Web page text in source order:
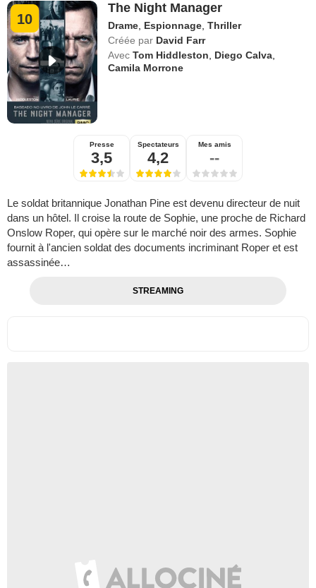
10
The Night Manager
Drame, Espionnage,Thriller
Créée par David Farr
Avec Tom Hiddleston, Diego Calva,
Camila Morrone
Presse
3,5
Spectateurs
4,2
Mes amis
--
Le soldat britannique Jonathan Pine est devenu directeur de nuit
dans un hôtel. Il croise la route de Sophie, une proche de Richard
Onslow Roper, qui opère sur le marché noir des armes. Sophie
fournit à l'ancien soldat des documents incriminant Roper et est
assassinée…
STREAMING